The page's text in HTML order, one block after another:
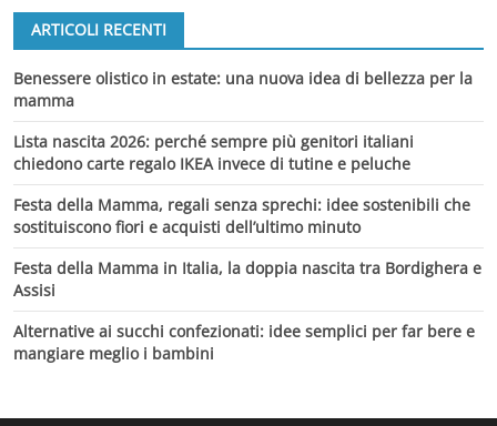
ARTICOLI RECENTI
Benessere olistico in estate: una nuova idea di bellezza per la
mamma
Lista nascita 2026: perché sempre più genitori italiani
chiedono carte regalo IKEA invece di tutine e peluche
Festa della Mamma, regali senza sprechi: idee sostenibili che
sostituiscono fiori e acquisti dell’ultimo minuto
Festa della Mamma in Italia, la doppia nascita tra Bordighera e
Assisi
Alternative ai succhi confezionati: idee semplici per far bere e
mangiare meglio i bambini